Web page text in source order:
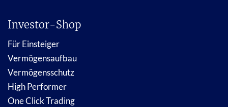
Investor-Shop
Für Einsteiger
Vermögensaufbau
Vermögensschutz
High Performer
One Click Trading